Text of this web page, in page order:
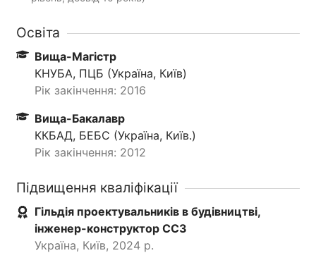
Освіта
Вища-Магістр
КНУБА, ПЦБ (Україна, Київ)
Рік закінчення: 2016
Вища-Бакалавр
ККБАД, БЕБС (Україна, Київ.)
Рік закінчення: 2012
Підвищення кваліфікації
Гільдія проектувальників в будівництві,
інженер-конструктор СС3
Україна, Київ, 2024 р.